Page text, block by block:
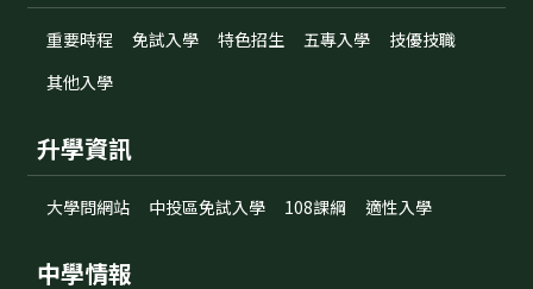
重要時程 免試入學 特色招生 五專入學
技優技職
其他入學
升學資訊
大學問網站 中投區免試入學 108課綱 適性入學
中學情報